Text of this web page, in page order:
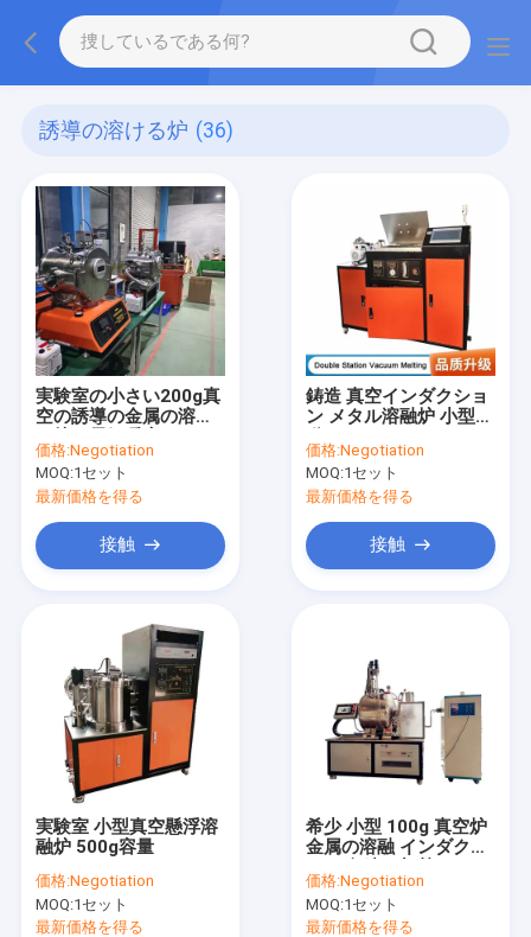
誘導の溶ける炉 (36)
実験室の小さい200g真
空の誘導の金属の溶け
価格:Negotiation
MOQ:1セット
最新価格を得る
接触
鋳造 真空インダクショ
ン メタル溶融炉 小型自
価格:Negotiation
MOQ:1セット
最新価格を得る
接触
実験室 小型真空懸浮溶
融炉 500g容量
価格:Negotiation
MOQ:1セット
最新価格を得る
希少 小型 100g 真空炉
金属の溶融 インダクシ
価格:Negotiation
MOQ:1セット
最新価格を得る